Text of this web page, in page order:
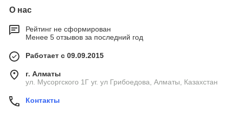
О нас
Рейтинг не сформирован
Менее 5 отзывов за последний год
Работает с 09.09.2015
г. Алматы
ул. Мусоргского 1Г уг. ул Грибоедова, Алматы, Казахстан
Контакты